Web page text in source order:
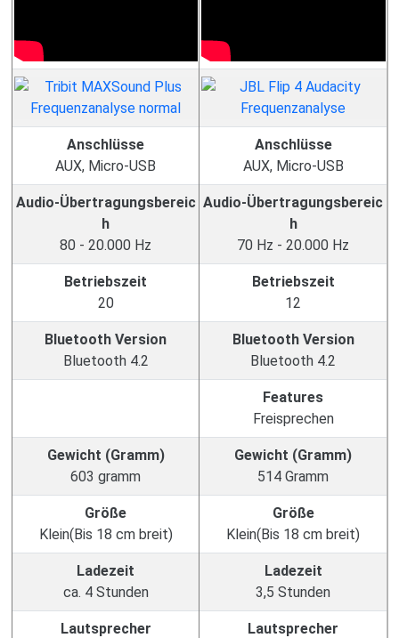
Anschlüsse
AUX, Micro-USB
Anschlüsse
AUX, Micro-USB
Audio-Übertragungsbereic
h
80 - 20.000 Hz
Audio-Übertragungsbereic
h
70 Hz - 20.000 Hz
Betriebszeit
20
Betriebszeit
12
Bluetooth Version
Bluetooth 4.2
Bluetooth Version
Bluetooth 4.2
Features
Freisprechen
Gewicht (Gramm)
603 gramm
Gewicht (Gramm)
514 Gramm
Größe
Klein(Bis 18 cm breit)
Größe
Klein(Bis 18 cm breit)
Ladezeit
ca. 4 Stunden
Ladezeit
3,5 Stunden
Lautsprecher
Lautsprecher